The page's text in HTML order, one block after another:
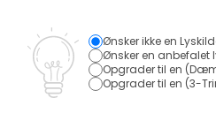
Ønsker ikke en
Ønsker en anbefalet
Opgrader til en
Opgrader til en (3-